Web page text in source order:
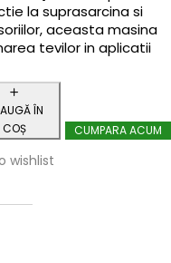
la suprasarcina si
aceasta masina
tevilor in aplicatii
ÎN
COȘ
CUMPARA ACUM
wishlist